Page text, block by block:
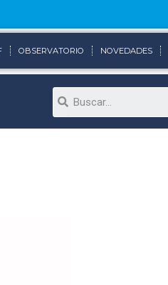
OBSERVATORIO NOVEDADES
Search